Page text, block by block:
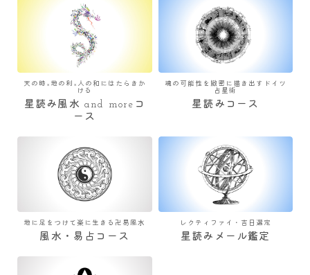
天の時×地の利×人の和にはたらきか
ける
星読み風水 and moreコ
ース
魂の可能性を緻密に描き出すドイツ
占星術
星読みコース
地に足をつけて楽に生きる卍易風水
風水・易占コース
レクティファイ・吉日選定
星読みメール鑑定